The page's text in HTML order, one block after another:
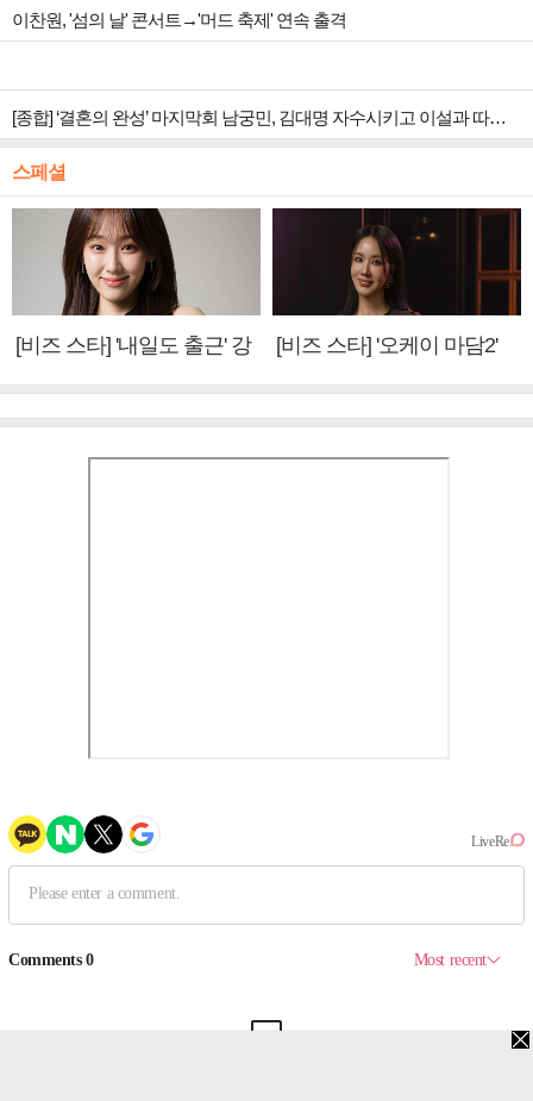
이찬원, '섬의 날' 콘서트→'머드 축제' 연속 출격
[종합] ‘결혼의 완성’ 마지막회 남궁민, 김대명 자수시키고 이설과 따뜻한 안녕
스페셜
[비즈 스타] '내일도 출근' 강
[비즈 스타] '오케이 마담2'